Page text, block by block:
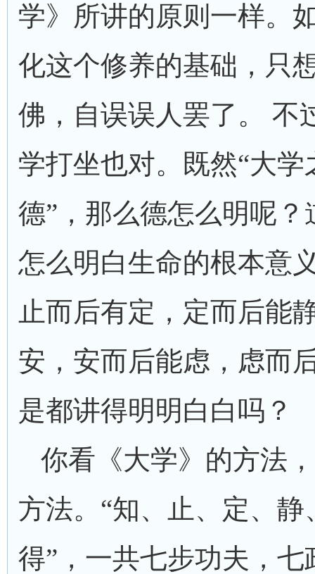
学》所讲的原则一样。
化这个修养的基础，只
佛，自误误人罢了。 不
学打坐也对。既然“大学
德”，那么德怎么明呢
怎么明白生命的根本意
止而后有定，定而后能
安，安而后能虑，虑而
是都讲得明明白白吗？
你看《大学》的方法
方法。“知、止、定、静
得”，一共七步功夫，